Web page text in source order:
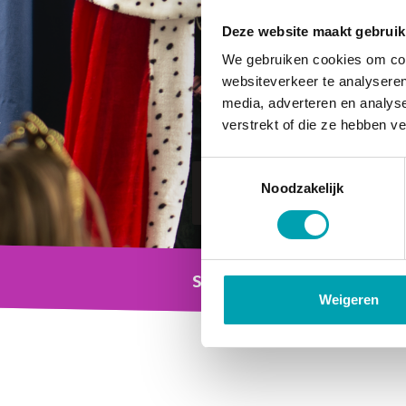
Deze website maakt
We gebruiken cookies om
websiteverkeer te
media, adverteren en
verstrekt of die ze hebben
Noodzakelijk
Weigeren
Naar
Secundair menu
SoulKidz
Widgets